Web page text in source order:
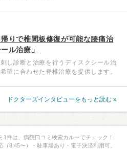
りで椎間板修復が可能な腰痛治
ル治療」
し診断と治療を行うディスクシール治
望に合わせた脊椎治療を提供します。
ドクターズインタビューをもっと読む »
1件は、病院口コミ検索カルーでチェック！
8:45〜）・駐車場あり・電子決済利用可。